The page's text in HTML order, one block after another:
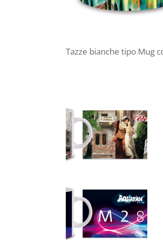
Tazze bianche tipo Mug